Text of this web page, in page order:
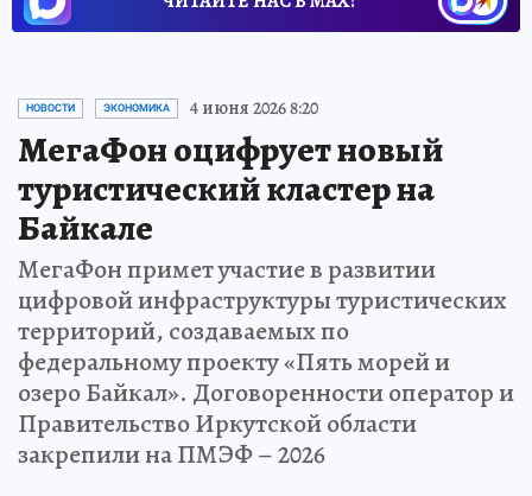
НОВОСТИ ЭКОНОМИКА 4 июня 2026 8:20
МегаФон оцифрует новый
туристический кластер на
Байкале
МегаФон примет участие в развитии
цифровой инфраструктуры туристических
территорий, создаваемых по
федеральному проекту «Пять морей и
озеро Байкал». Договоренности оператор и
Правительство Иркутской области
закрепили на ПМЭФ – 2026